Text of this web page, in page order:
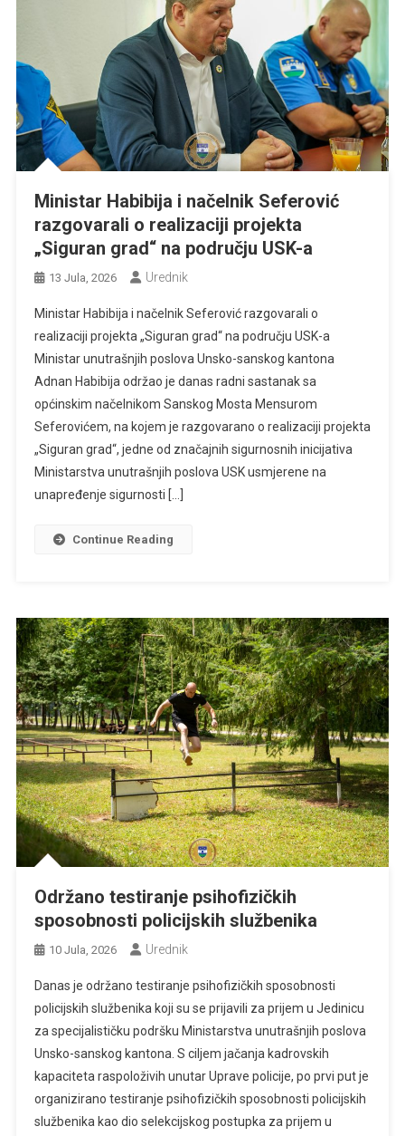
Ministar Habibija i načelnik Seferović
razgovarali o realizaciji projekta
„Siguran grad“ na području USK-a
13 Jula, 2026 Urednik
Ministar Habibija i načelnik Seferović razgovarali o
realizaciji projekta „Siguran grad“ na području USK-a
Ministar unutrašnjih poslova Unsko-sanskog kantona
Adnan Habibija održao je danas radni sastanak sa
općinskim načelnikom Sanskog Mosta Mensurom
Seferovićem, na kojem je razgovarano o realizaciji projekta
„Siguran grad“, jedne od značajnih sigurnosnih inicijativa
Ministarstva unutrašnjih poslova USK usmjerene na
unapređenje sigurnosti […]
Continue Reading
Održano testiranje psihofizičkih
sposobnosti policijskih službenika
10 Jula, 2026 Urednik
Danas je održano testiranje psihofizičkih sposobnosti
policijskih službenika koji su se prijavili za prijem u Jedinicu
za specijalističku podršku Ministarstva unutrašnjih poslova
Unsko-sanskog kantona. S ciljem jačanja kadrovskih
kapaciteta raspoloživih unutar Uprave policije, po prvi put je
organizirano testiranje psihofizičkih sposobnosti policijskih
službenika kao dio selekcijskog postupka za prijem u